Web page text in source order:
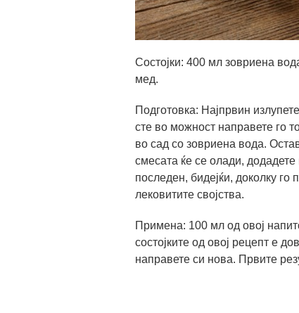
Состојки: 400 мл зовриена
мед.
Подготовка: Најпрвин
сте во можност направете го
во сад со зовриена вода.
смесата ќе се олади,
последен, бидејќи, доколку го
лековитите својства.
Примена: 100 мл од овој
состојките од овој рецепт е
направете си нова. Првите